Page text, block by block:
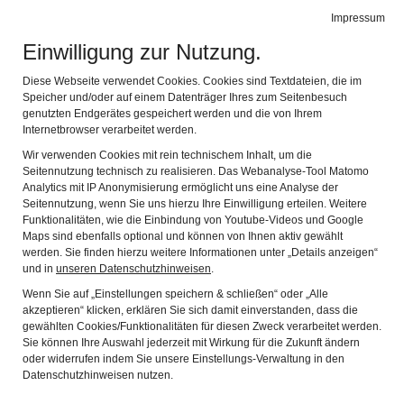
Impressum
Einwilligung zur Nutzung.
Diese Webseite verwendet Cookies. Cookies sind Textdateien, die im
Speicher und/oder auf einem Datenträger Ihres zum Seitenbesuch
genutzten Endgerätes gespeichert werden und die von Ihrem
Internetbrowser verarbeitet werden.
Wir verwenden Cookies mit rein technischem Inhalt, um die
Seitennutzung technisch zu realisieren. Das Webanalyse-Tool Matomo
Analytics mit IP Anonymisierung ermöglicht uns eine Analyse der
Seitennutzung, wenn Sie uns hierzu Ihre Einwilligung erteilen. Weitere
Funktionalitäten, wie die Einbindung von Youtube-Videos und Google
Maps sind ebenfalls optional und können von Ihnen aktiv gewählt
werden. Sie finden hierzu weitere Informationen unter „Details anzeigen“
und in unseren Datenschutzhinweisen.
Wenn Sie auf „Einstellungen speichern & schließen“ oder „Alle
akzeptieren“ klicken, erklären Sie sich damit einverstanden, dass die
gewählten Cookies/Funktionalitäten für diesen Zweck verarbeitet werden.
Sie können Ihre Auswahl jederzeit mit Wirkung für die Zukunft ändern
oder widerrufen indem Sie unsere Einstellungs-Verwaltung in den
Datenschutzhinweisen nutzen.
Neue Ausstellung
"Himmlische Sphären" ab
Mitte Juni im BIBEL
MUSEUM BAYERN zu sehen
Ab 18. Juni 2026 zeigt das Bibelmuseum in Nürnberg
die Ausstellung „Himmlische Sphären –
Kirchenfotografien von Monika Rösler und Rüdiger
Kretschmann“, die eine völlig neue Betrachtung
bekannter Kirchenräume ermöglicht.